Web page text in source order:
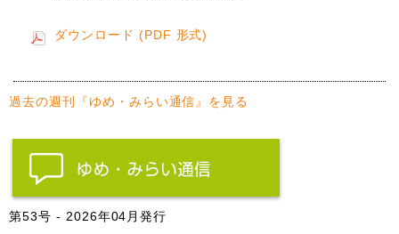
ダウンロード (PDF 形式)
過去の週刊『ゆめ・みらい通信』を見る
第53号 - 2026年04月発行